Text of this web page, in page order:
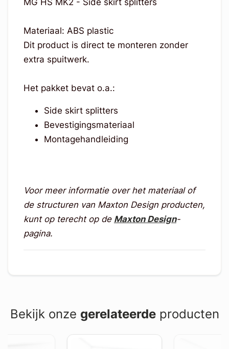
MG HS MK2 - Side skirt splitters
Materiaal: ABS plastic
Dit product is direct te monteren zonder
extra spuitwerk.
Het pakket bevat o.a.:
Side skirt splitters
Bevestigingsmateriaal
Montagehandleiding
Voor meer informatie over het materiaal of
de structuren van Maxton Design producten,
kunt op terecht op de Maxton Design-
pagina.
Bekijk onze gerelateerdeproducten